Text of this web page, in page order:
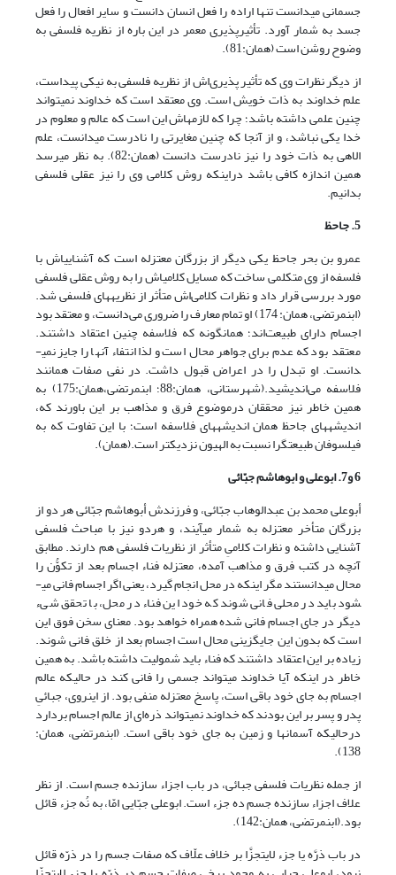
جسمانی می­دانست تنها اراده را فعل انسان دانست و سایر افعال را فعل
جسد به شمار آورد. تأثیرپذیری معمر در این باره از نظریه فلسفی به
وضوح روشن است (همان:81).
از دیگر نظرات وی که تأثیر پذیری‌اش از نظریه فلسفی به نیکی پیداست،
علم خداوند به ذات خویش است. وی معتقد است که خداوند نمی­تواند
چنین علمی داشته باشد؛ چرا که لازمه­اش این است که عالم و معلوم در
خدا یکی نباشد، و از آنجا که چنین مغایرتی را نادرست می­دانست، علم
الاهی به ذات خود را نیز نادرست دانست (همان:82). به نظر می­رسد
همین اندازه کافی باشد دراین­که روش کلامی وی را نیز عقلی فلسفی
بدانیم.
5. جاحظ
عمرو بن بحر جاحظ یکی دیگر از بزرگان معتزله است که آشنایی­اش با
فلسفه از وی متکلمی ساخت که مسایل کلامی­اش را به روش عقلی فلسفی
مورد بررسی قرار داد و نظرات کلامی‌اش متأثر از نظریه­های فلسفی شد.
(ابن‏مرتضی، همان: 174) او تمام معارف را ضروری می‌دانست، و معتقد بود
اجسام دارای طبیعت‌اند؛ همان­گونه که فلاسفه چنین اعتقاد داشتند.
معتقد بود که عدم برای جواهر محال است و لذا انتفاء آنها را جایز نمی­
دانست. او تبدل را در اعراض قبول داشت. در نفی صفات همانند
فلاسفه می‌اندیشید.(شهرستانی، همان:88؛ ابن‏مرتضی،همان:175) به
همین خاطر نیز محققان درموضوع فرق و مذاهب بر این باورند که،
اندیشه­های جاحظ همان اندیشه­های فلاسفه است؛ با این تفاوت که به
فیلسوفان طبیعت­گرا نسبت به الهیون نزدیکتر است.(همان).
6 و7. ابو‌علی و ابو‌هاشم جبّائی
أبوعلی محمد بن عبد‌الوهاب جبّائى، و فرزندش أبو‌هاشم جبّائی هر دو از
بزرگان متأخر معتزله به شمار می­آیند، و هردو نیز با مباحث فلسفی
آشنایی­ داشته و نظرات کلامیِ متأثر از نظریات فلسفی هم دارند. مطابق
آنچه در کتب فرق و مذاهب آمده، معتزله فناء اجسام بعد از تکوُّن را
محال می­دانستند مگر اینکه در محل انجام گیرد، یعنی اگر اجسام فانی می­
شود باید در محلی فانی شوند که خود این فناء در محل، با تحقق شیء
دیگر در جای اجسام فانی شده همراه خواهد بود. معنای سخن فوق این
است که بدون این جایگزینی محال است اجسام بعد از خلق فانی شوند.
زیاده بر این اعتقاد داشتند که فناء باید شمولیت داشته باشد. به همین
خاطر در اینکه آیا خداوند می­تواند جسمی را فانی کند در حالی­که عالم
اجسام به جای خود باقی است، پاسخ معتزله منفی بود. از این­روی، جبائیِ
پدر و پسر بر این بودند که خداوند نمی­تواند ذره‌ای از عالم اجسام بردارد
درحالی­که آسمان­ها و زمین به جای خود باقی است. (ابن‏مرتضی، همان:
138).
از جمله نظریات فلسفی جبائی، در باب اجزاء سازنده جسم است. از نظر
علاف اجزاء سازنده جسم ده جزء است. ابوعلی جبّایی امّا، به نُه جزء قائل
بود.(ابن‏مرتضی، همان:142).
در باب ذرَّه یا جزء لایتجزَّا بر خلاف علّاف که صفات جسم را در ذرّه قائل